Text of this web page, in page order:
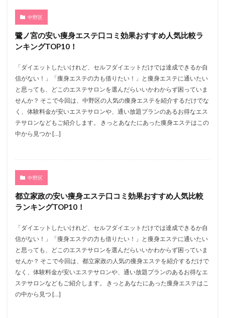
中野区
鷺ノ宮の安い痩身エステ口コミ効果おすすめ人気比較ラ
ンキングTOP10！
「ダイエットしたいけれど、セルフダイエットだけでは達成できるか自
信がない！」「痩身エステの力も借りたい！」と痩身エステに通いたい
と思っても、どこのエステサロンを選んだらいいかわからず困っていま
せんか？ そこで今回は、中野区の人気の痩身エステを紹介するだけでな
く、体験料金が安いエステサロンや、通い放題プランのあるお得なエス
テサロンなどもご紹介します。 きっとあなたにあった痩身エステはこの
中から見つか […]
中野区
都立家政の安い痩身エステ口コミ効果おすすめ人気比較
ランキングTOP10！
「ダイエットしたいけれど、セルフダイエットだけでは達成できるか自
信がない！」「痩身エステの力も借りたい！」と痩身エステに通いたい
と思っても、どこのエステサロンを選んだらいいかわからず困っていま
せんか？ そこで今回は、都立家政の人気の痩身エステを紹介するだけで
なく、体験料金が安いエステサロンや、通い放題プランのあるお得なエ
ステサロンなどもご紹介します。 きっとあなたにあった痩身エステはこ
の中から見つ […]